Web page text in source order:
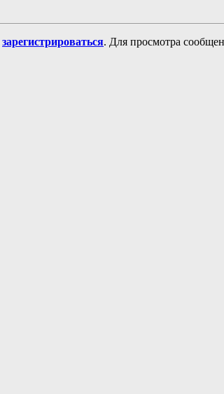
зарегистрироваться. Для просмотра